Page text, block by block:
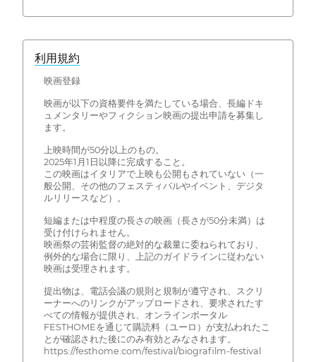
利用規約
映画登録
映画が以下の資格要件を満たしている場合、長編ドキ
ュメンタリーやフィクション映画の提出申請を募集し
ます。
上映時間が50分以上のもの。
2025年1月1日以降に完成すること。
この映画はイタリアで上映も公開もされていない（一
般公開、その他のフェスティバルやイベント、デジタ
ルリリースなど）。
短編または中程度の長さの映画（長さが50分未満）は
受け付けられません。
映画祭の芸術監督の絶対的な裁量に委ねられており、
例外的な場合に限り、上記のガイドラインに従わない
映画は受理されます。
提出物は、電話会議の規則と規制が遵守され、スクリ
ーナーへのリンクがアップロードされ、要求されたす
べての情報が提供され、オンラインポータル
FESTHOMEを通じて購読料（ユーロ）が支払われたこ
とが確認された後にのみ有効とみなされます。
https://festhome.com/festival/biografilm-festival